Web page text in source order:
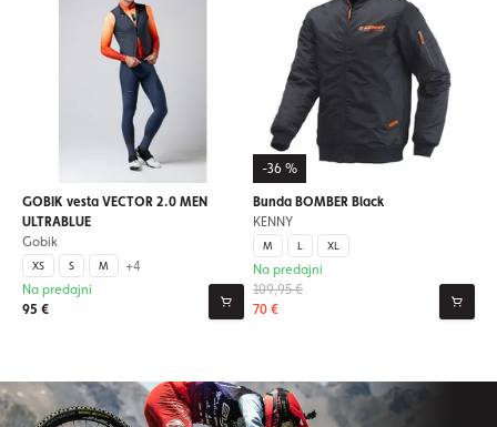
GOBIK vesta VECTOR 2.0 MEN
ULTRABLUE
Gobik
XS S M +4
95 €
Na predajni
-36 %
Bunda BOMBER Black
KENNY
M L XL
109,95 €
70 €
Na predajni